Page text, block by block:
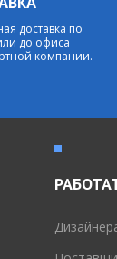
доставка по
до офиса
компании.